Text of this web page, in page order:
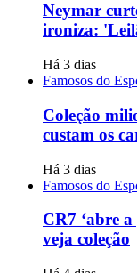
Neymar
ironiza:
Há 3 dias
Famosos do
Coleção
custam os
Há 3 dias
Famosos do
CR7 ‘abre
veja coleção